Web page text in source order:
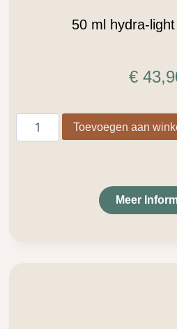
50 ml hydra-
€
Toevoegen aan
Meer